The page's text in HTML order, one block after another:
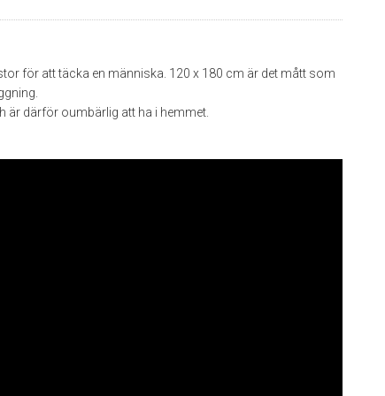
för att täcka en människa. 120 x 180 cm är det mått som
är därför oumbärlig att ha i hemmet.